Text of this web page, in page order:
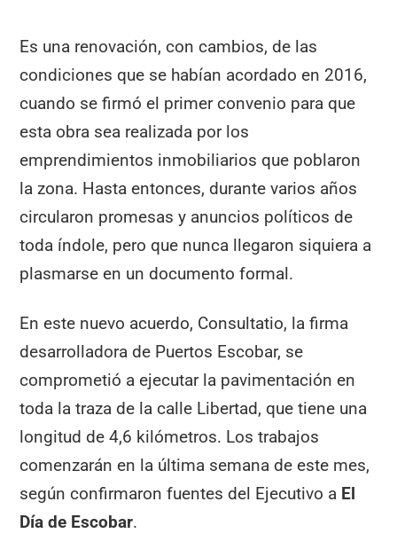
Es una renovación, con cambios, de las
condiciones que se habían acordado en 2016,
cuando se firmó el primer convenio para que
esta obra sea realizada por los
emprendimientos inmobiliarios que poblaron
la zona. Hasta entonces, durante varios años
circularon promesas y anuncios políticos de
toda índole, pero que nunca llegaron siquiera a
plasmarse en un documento formal.
En este nuevo acuerdo, Consultatio, la firma
desarrolladora de Puertos Escobar, se
comprometió a ejecutar la pavimentación en
toda la traza de la calle Libertad, que tiene una
longitud de 4,6 kilómetros. Los trabajos
comenzarán en la última semana de este mes,
según confirmaron fuentes del Ejecutivo a El
Día de Escobar.